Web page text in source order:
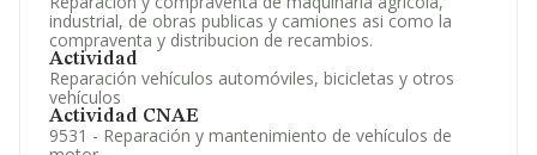
industrial, de obras publicas y camiones asi como la
compraventa y distribucion de recambios.
Actividad
Reparación vehículos automóviles, bicicletas y otros
vehículos
Actividad CNAE
9531 - Reparación y mantenimiento de vehículos de